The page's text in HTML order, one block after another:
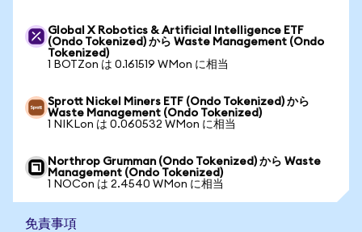
Global X Robotics & Artificial Intelligence ETF
(Ondo Tokenized) から Waste Management (Ondo
Tokenized)
1 BOTZon は 0.161519 WMon に相当
Sprott Nickel Miners ETF (Ondo Tokenized) から
Waste Management (Ondo Tokenized)
1 NIKLon は 0.060532 WMon に相当
Northrop Grumman (Ondo Tokenized) から Waste
Management (Ondo Tokenized)
1 NOCon は 2.4540 WMon に相当
免責事項